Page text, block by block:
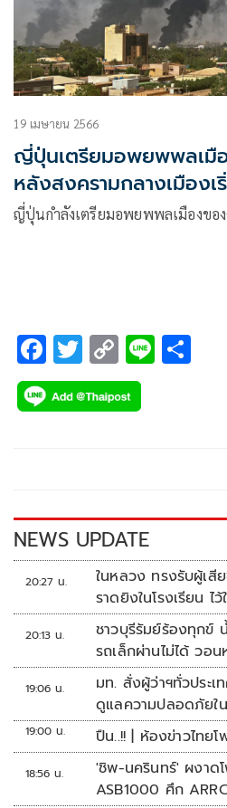
19 เมษายน 2566
ญี่ปุ่นเตรียมอพยพพลเมื
หลังสงครามกลางเมืองเ
ญี่ปุ่นกำลังเตรียมอพยพพลเมืองขอ
F
ac
e
k
T
wi
tt
C
o
p
k
Li
NEWS UPDATE
20:27 น.
ในหลวง ทรงรับผู้เสี
ราดยิงในโรงเรียน ไ
20:13 น.
ชาวบุรีรัมย์ร้องทุกข์
รถเล็กผ่านไม่ได้ วอ
19:06 น.
มท. สั่งผู้ว่าฯทั่วประ
ดูแลความปลอดภัยใ
19:00 น. ปืน..!! | ห้องข่าวไทย
18:56 น.
'ชิพ-นครินทร์' ผงาดโ
ASB1000 ศึก